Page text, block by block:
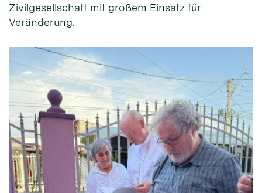
Zivilgesellschaft mit großem Einsatz für
Veränderung.